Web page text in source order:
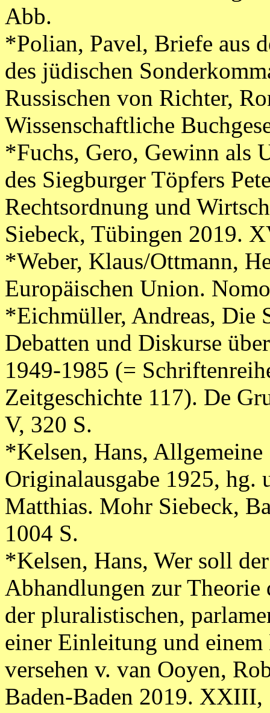
Abb.
*Polian, Pavel, Briefe aus
des jüdischen
Russischen von Richter,
Wissenschaftliche
*Fuchs, Gero, Gewinn als
des Siegburger Töpfers
Rechtsordnung und
Siebeck, Tübingen 2019.
*Weber, Klaus/Ottmann,
Europäischen Union.
*Eichmüller, Andreas, Die
Debatten und Diskurse
1949-1985 (=
Zeitgeschichte 117). De
V, 320 S.
*Kelsen, Hans, Allgemeine
Originalausgabe 1925, hg.
Matthias. Mohr Siebeck,
1004 S.
*Kelsen, Hans, Wer soll
Abhandlungen zur Theorie
der pluralistischen,
einer Einleitung und
versehen v. van Ooyen,
Baden-Baden 2019. XXIII,